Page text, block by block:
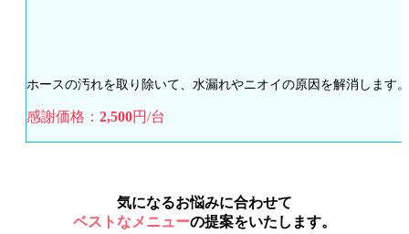
ホースの汚れを取り除いて、水漏れやニオイの原因を解消します。
感謝価格： 2,500円/台
気になるお悩みに合わせて
ベストなメニューの提案をいたします。